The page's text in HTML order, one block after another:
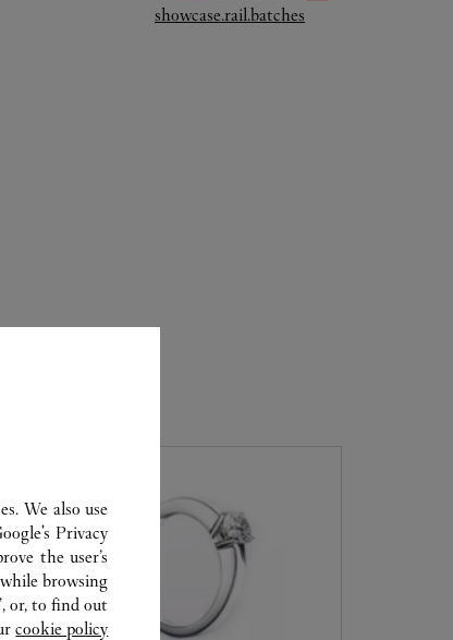
showcase.rail.batches
Opens in New Tab
We also use
Privacy
the user’s
browsing.
or, to find out
cookie policy.